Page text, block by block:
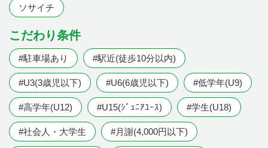
ソサイチ
こだわり条件
#駐車場あり #駅近(徒歩10分以内)
#U3(3歳児以下) #U6(6歳児以下) #低学年(U9)
#高学年(U12) #U15(ｼﾞｭﾆｱﾕｰｽ) #学生(U18)
#社会人・大学生 #月謝(4,000円以下)